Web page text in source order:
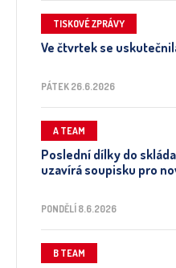
TISKOVÉ ZPRÁVY
Ve čtvrtek se
PÁTEK 26.6.2026
A TEAM
Poslední dílky do
uzavírá soupisku pro
PONDĚLÍ 8.6.2026
B TEAM